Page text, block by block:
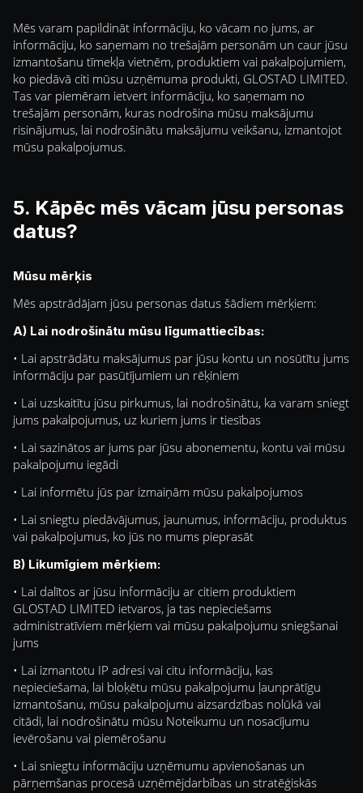
Mēs varam papildināt informāciju, ko vācam no jums, ar
informāciju, ko saņemam no trešajām personām un caur jūsu
izmantošanu tīmekļa vietnēm, produktiem vai pakalpojumiem,
ko piedāvā citi mūsu uzņēmuma produkti, GLOSTAD LIMITED.
Tas var piemēram ietvert informāciju, ko saņemam no
trešajām personām, kuras nodrošina mūsu maksājumu
risinājumus, lai nodrošinātu maksājumu veikšanu, izmantojot
mūsu pakalpojumus.
5. Kāpēc mēs vācam jūsu personas
datus?
Mūsu mērķis
Mēs apstrādājam jūsu personas datus šādiem mērķiem:
A) Lai nodrošinātu mūsu līgumattiecības:
• Lai apstrādātu maksājumus par jūsu kontu un nosūtītu jums
informāciju par pasūtījumiem un rēķiniem
• Lai uzskaitītu jūsu pirkumus, lai nodrošinātu, ka varam sniegt
jums pakalpojumus, uz kuriem jums ir tiesības
• Lai sazinātos ar jums par jūsu abonementu, kontu vai mūsu
pakalpojumu iegādi
• Lai informētu jūs par izmaiņām mūsu pakalpojumos
• Lai sniegtu piedāvājumus, jaunumus, informāciju, produktus
vai pakalpojumus, ko jūs no mums pieprasāt
B) Likumīgiem mērķiem:
• Lai dalītos ar jūsu informāciju ar citiem produktiem
GLOSTAD LIMITED ietvaros, ja tas nepieciešams
administratīviem mērķiem vai mūsu pakalpojumu sniegšanai
jums
• Lai izmantotu IP adresi vai citu informāciju, kas
nepieciešama, lai bloķētu mūsu pakalpojumu ļaunprātīgu
izmantošanu, mūsu pakalpojumu aizsardzības nolūkā vai
citādi, lai nodrošinātu mūsu Noteikumu un nosacījumu
ievērošanu vai piemērošanu
• Lai sniegtu informāciju uzņēmumu apvienošanas un
pārņemšanas procesā uzņēmējdarbības un stratēģiskās